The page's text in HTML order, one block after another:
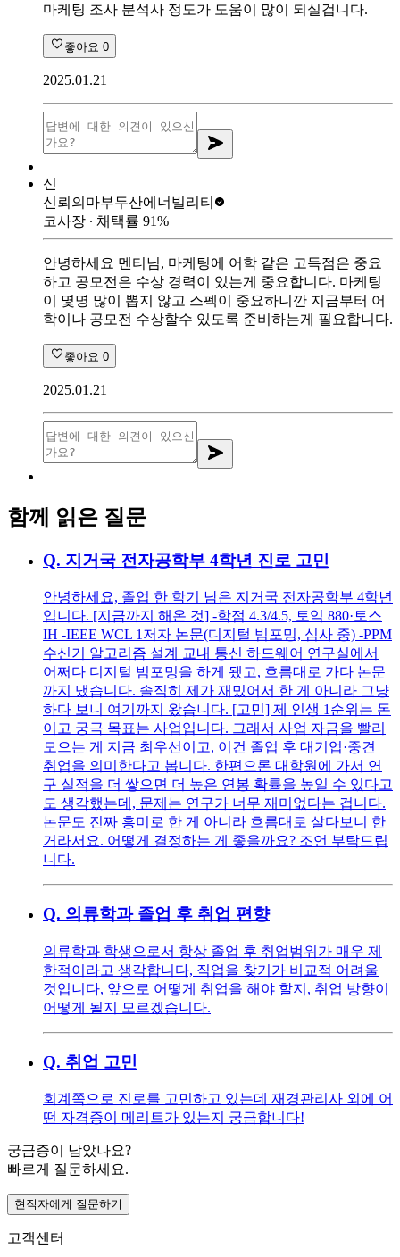
마케팅 조사 분석사 정도가 도움이 많이 되실겁니다.
좋아요 0
2025.01.21
신
신뢰의마부두산에너빌리티
코사장 ∙ 채택률 91%
안녕하세요 멘티님, 마케팅에 어학 같은 고득점은 중요
하고 공모전은 수상 경력이 있는게 중요합니다. 마케팅
이 몇명 많이 뽑지 않고 스펙이 중요하니깐 지금부터 어
학이나 공모전 수상할수 있도록 준비하는게 필요합니다.
좋아요 0
2025.01.21
함께 읽은 질문
Q. 지거국 전자공학부 4학년 진로 고민
안녕하세요, 졸업 한 학기 남은 지거국 전자공학부 4학년
입니다. [지금까지 해온 것] -학점 4.3/4.5, 토익 880·토스
IH -IEEE WCL 1저자 논문(디지털 빔포밍, 심사 중) -PPM
수신기 알고리즘 설계 교내 통신 하드웨어 연구실에서
어쩌다 디지털 빔포밍을 하게 됐고, 흐름대로 가다 논문
까지 냈습니다. 솔직히 제가 재밌어서 한 게 아니라 그냥
하다 보니 여기까지 왔습니다. [고민] 제 인생 1순위는 돈
이고 궁극 목표는 사업입니다. 그래서 사업 자금을 빨리
모으는 게 지금 최우선이고, 이건 졸업 후 대기업·중견
취업을 의미한다고 봅니다. 한편으론 대학원에 가서 연
구 실적을 더 쌓으면 더 높은 연봉 확률을 높일 수 있다고
도 생각했는데, 문제는 연구가 너무 재미없다는 겁니다.
논문도 진짜 흥미로 한 게 아니라 흐름대로 살다보니 한
거라서요. 어떻게 결정하는 게 좋을까요? 조언 부탁드립
니다.
Q. 의류학과 졸업 후 취업 편향
의류학과 학생으로서 항상 졸업 후 취업범위가 매우 제
한적이라고 생각합니다, 직업을 찾기가 비교적 어려울
것입니다, 앞으로 어떻게 취업을 해야 할지, 취업 방향이
어떻게 될지 모르겠습니다.
Q. 취업 고민
회계쪽으로 진로를 고민하고 있는데 재경관리사 외에 어
떤 자격증이 메리트가 있는지 궁금합니다!
궁금증이 남았나요?
빠르게 질문하세요.
현직자에게 질문하기
고객센터